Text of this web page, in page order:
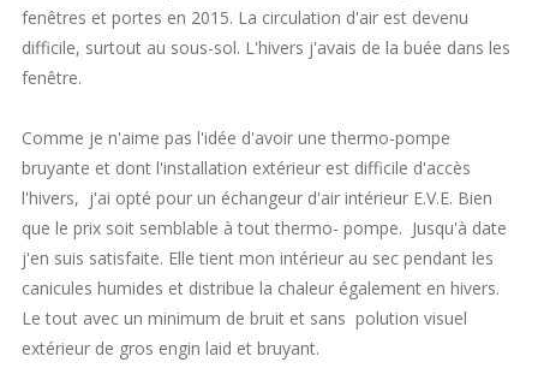
fenêtres et portes en 2015. La circulation d'air est devenu
difficile, surtout au sous-sol. L'hivers j'avais de la buée dans les
fenêtre.
Comme je n'aime pas l'idée d'avoir une thermo-pompe
bruyante et dont l'installation extérieur est difficile d'accès
l'hivers, j'ai opté pour un échangeur d'air intérieur E.V.E. Bien
que le prix soit semblable à tout thermo- pompe. Jusqu'à date
j'en suis satisfaite. Elle tient mon intérieur au sec pendant les
canicules humides et distribue la chaleur également en hivers.
Le tout avec un minimum de bruit et sans polution visuel
extérieur de gros engin laid et bruyant.